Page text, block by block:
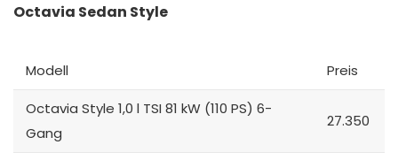
Octavia Sedan Style
Modell Preis
Octavia Style 1,0 l TSI 81 kW (110 PS) 6-
Gang
27.350